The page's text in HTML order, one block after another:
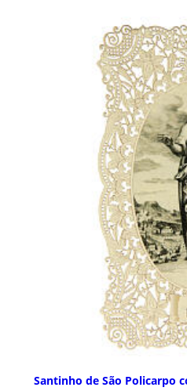
Santinho de São Policarpo